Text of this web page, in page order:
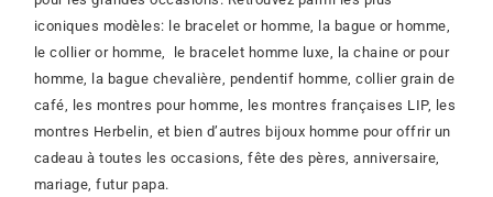
iconiques modèles: le bracelet or homme, la bague or homme,
le collier or homme, le bracelet homme luxe, la chaine or pour
homme, la bague chevalière, pendentif homme, collier grain de
café, les montres pour homme, les montres françaises LIP, les
montres Herbelin, et bien d’autres bijoux homme pour offrir un
cadeau à toutes les occasions, fête des pères, anniversaire,
mariage, futur papa.